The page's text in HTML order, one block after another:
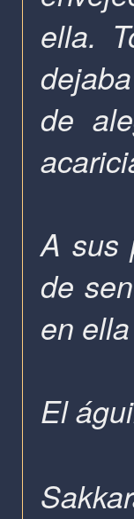
ella.
de
A sus
de
en
El